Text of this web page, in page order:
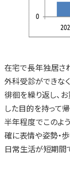
在宅で長年独居さ
外科受診ができなく
徘徊を繰り返し、
した目的を持って
半年程度でこのよ
確に表情や姿勢・
日常生活が短期間